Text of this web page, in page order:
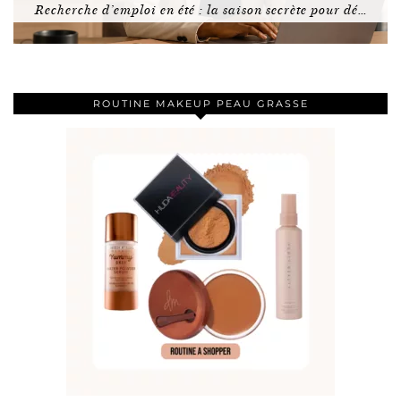
Recherche d’emploi en été : la saison secrète pour dé…
ROUTINE MAKEUP PEAU GRASSE